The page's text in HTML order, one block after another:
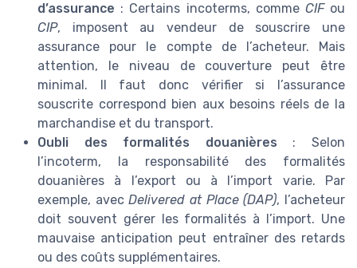
d’assurance : Certains incoterms, comme CIFou
CIP, imposent au vendeur de souscrire une
assurance pour le compte de l’acheteur. Mais
attention, le niveau de couverture peut être
minimal. Il faut donc vérifier si l’assurance
souscrite correspond bien aux besoins réels de la
marchandise et du transport.
Oubli des formalités douanières : Selon
l’incoterm, la responsabilité des formalités
douanières à l’export ou à l’import varie. Par
exemple, avecDelivered at Place (DAP), l’acheteur
doit souvent gérer les formalités à l’import. Une
mauvaise anticipation peut entraîner des retards
ou des coûts supplémentaires.